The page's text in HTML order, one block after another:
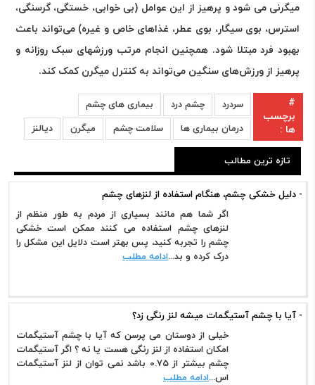
میگرنی می شود و پرهیز از این عوامل (بی خوابی، خستگی، گرسنگی،
استرس، بوی سیگار، بوی عطر، غذاهای خاص و غیره) می‌تواند باعث
بهبود فرد مبتلا شود. همچنین انجام مرتب ورزشهای سبک روزانه و
پرهیز از ورزش‌های سنگین می‌تواند به کنترل میگرن کمک کند.
#
برچسب
ها :
سردرد چشم درد
بیماری های چشم
درمان بیماری ها
سلامت چشم میگرن دیالنز
تازه ترین مطالب
- دلیل خشکی چشم، هنگام استفاده از لنزهای چشم
اگر شما هم مانند بسیاری از مردم به طور منظم از
لنزهای چشم استفاده می کنند ممکن است خشکی
چشم را تجربه کنید، پس بهتر است دلایل این مشکل را
درک کرده و بد...ادامه مطلب
- آیا با چشم آستیگمات میشه لنز رنگی زد؟
خیلی از دوستان می پرسن که آیا با چشم آستیگمات
امکان استفاده از لنز رنگی هست یا نه ؟ اگر آستیگمات
چشم بیشتر از 0.75 باشد نمی توان از لنز آستیگمات
اس...ادامه مطلب